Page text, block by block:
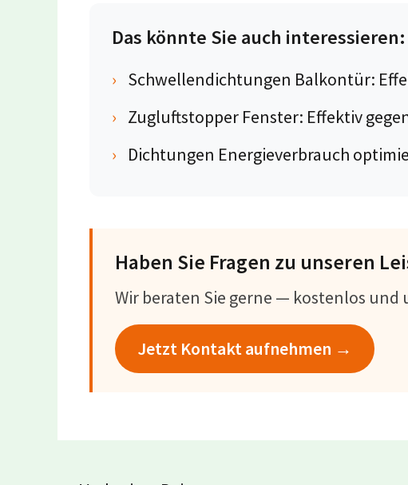
Das könnte Sie auch interessieren:
› Schwellendichtungen Balkontür:
› Zugluftstopper Fenster: Effektiv
›
Dichtungen Energieverbrauch
Haben Sie Fragen zu unseren
Wir beraten Sie gerne — kostenlos und
Jetzt Kontakt aufnehmen →